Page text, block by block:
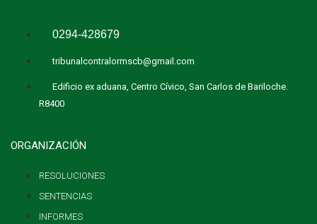
0294-428679
tribunalcontralormscb@gmail.com
Edificio ex aduana, Centro Cívico, San Carlos de Bariloche.
R8400
ORGANIZACIÓN
RESOLUCIONES
SENTENCIAS
INFORMES